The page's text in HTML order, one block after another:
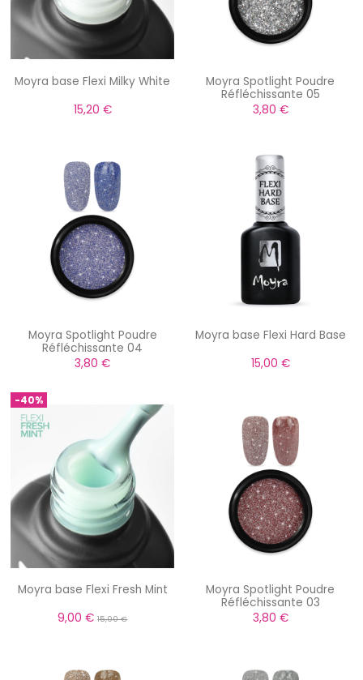
Moyra base Flexi Milky White
15,20 €
Moyra Spotlight Poudre
Réfléchissante 05
3,80 €
Moyra Spotlight Poudre
Réfléchissante 04
3,80 €
Moyra base Flexi Hard Base
15,00 €
-40%
Moyra base Flexi Fresh Mint
9,00 €15,00 €
Moyra Spotlight Poudre
Réfléchissante 03
3,80 €